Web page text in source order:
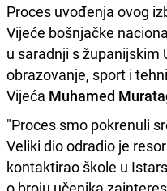
Proces uvođenja ovog
Vijeće bošnjačke
u saradnji s županijskim
obrazovanje, sport i
Vijeća Muhamed
"Proces smo pokrenuli
Veliki dio odradio je
kontaktirao škole u